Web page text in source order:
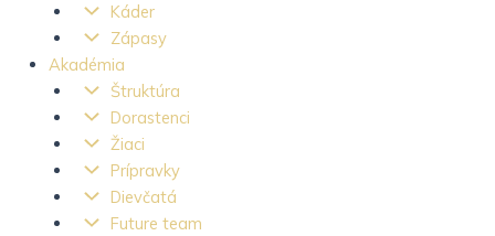
Káder
Zápasy
Akadémia
Štruktúra
Dorastenci
Žiaci
Prípravky
Dievčatá
Future team